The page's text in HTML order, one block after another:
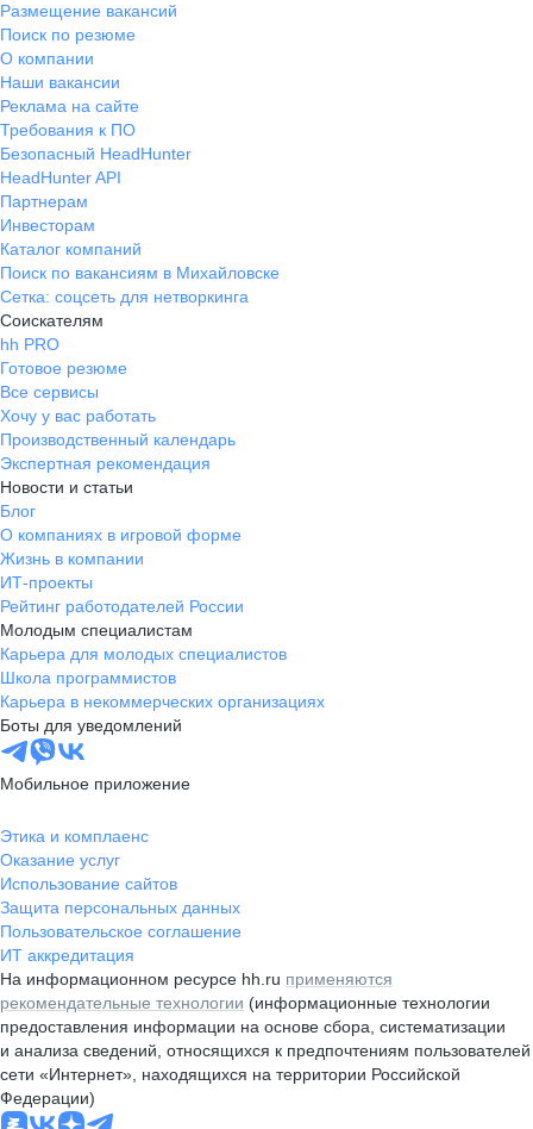
Размещение вакансий
Поиск по резюме
О компании
Наши вакансии
Реклама на сайте
Требования к ПО
Безопасный HeadHunter
HeadHunter API
Партнерам
Инвесторам
Каталог компаний
Поиск по вакансиям в Михайловске
Сетка: соцсеть для нетворкинга
Соискателям
hh PRO
Готовое резюме
Все сервисы
Хочу у вас работать
Производственный календарь
Экспертная рекомендация
Новости и статьи
Блог
О компаниях в игровой форме
Жизнь в компании
ИТ-проекты
Рейтинг работодателей России
Молодым специалистам
Карьера для молодых специалистов
Школа программистов
Карьера в некоммерческих организациях
Боты для уведомлений
Мобильное приложение
Этика и комплаенс
Оказание услуг
Использование сайтов
Защита персональных данных
Пользовательское соглашение
ИТ аккредитация
На информационном ресурсе hh.ru применяются
рекомендательные технологии (информационные технологии
предоставления информации на основе сбора, систематизации
и анализа сведений, относящихся к предпочтениям пользователей
сети «Интернет», находящихся на территории Российской
Федерации)